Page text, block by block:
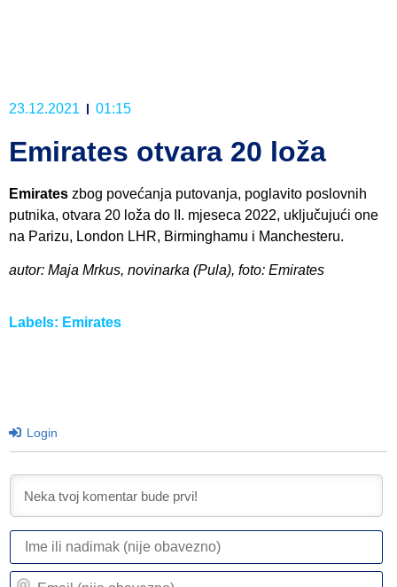
23.12.2021 01:15
Emirates otvara 20 loža
Emirates zbog povećanja putovanja, poglavito poslovnih
putnika, otvara 20 loža do II. mjeseca 2022, uključujući one
na Parizu, London LHR, Birminghamu i Manchesteru.
autor: Maja Mrkus, novinarka (Pula), foto: Emirates
Labels: Emirates
Login